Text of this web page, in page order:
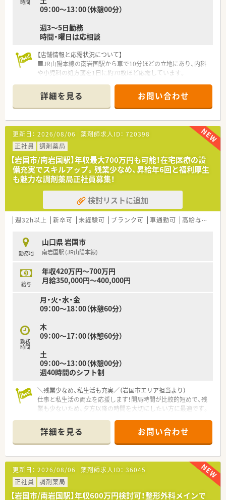
時間
09：00～13：00（休憩00分）
週3～5日勤務
時間・曜日は応相談
【店舗情報と応需状況について】
■JR山陽本線の南岩国駅から車で10分ほどの立地にあり、内科
や小児科の処方箋を1日に約70枚ほど応需しています。
まいの多様な患者様との対話を大切にする店舗です。
■薬剤師は正社員2名とパート1名の計3名体制で運営しており、
在宅業務への積極的な取り組みも大きな特徴です。
【募集背景と求める人物像について】
■今秋に由宇駅付近への新店舗開局を予定しており、組織体制の
さらなる強化を図るために新しい仲間を急募しています。
■患者様一人ひとりに寄り添った丁寧な服薬指導ができる、誠実
な人柄と意欲をお持ちの薬剤師の方を歓迎いたします。
■経験の有無やブランクは問いませんので、地域医療に貢献した
いという強い想いを持つ方を積極的に採用いたします。
【法人特徴について】
■山口県と広島県に計4店舗を展開しており、愛と安心を届ける
という理念のもとで地域密着型の運営を続けています。
を整えることで地域の健康を多角的に支えています。
■医療DXへの取り組みが非常に早く、マイナンバーカードの活
用や電子処方箋の導入をいち早く進めている法人です。
【求人情報について】
■パート採用でも時給2,500円からの高待遇となっており、これ
■18時までの終業となっているため、夜間の勤務を避けたい方
やプライベートな時間を大切にしたい方に最適です。
安心して業務に慣れていける環境が整っています。
詳細を見る お問い合わせ
更新日： 2026/08/06 薬剤師求人ID： 720398
正社員
調剤薬局
【岩国市/南岩国駅】年収最大700万円も可能！在宅医療の設
備充実でスキルアップ。残業少なめ、昇給年6回と福利厚生
も魅力な調剤薬局正社員募集！
検討リストに追加
週32h以上 新卒可 未経験可 ブランク可 車通勤可 高給与(600万円以上)
勤務地
山口県 岩国市
南岩国駅 (JR山陽本線)
給与
年収420万円～700万円
月給350,000円～400,000円
勤務
時間
月・火・水・金
09：00～18：00（休憩60分）
木
09：00～17：00（休憩60分）
土
09：00～13：00（休憩00分）
週40時間のシフト制
＼残業少なめ、私生活も充実／（岩国市エリア担当より）
仕事と私生活の両立を応援します！開局時間が比較的短めで、残
業も少ないため、夕方以降の時間を大切にしたい方に最適です。
【店舗情報と応需状況について】
■南岩国駅から車で10分の立地にあり、内科や小児科をメイン
に1日平均70枚ほどの処方箋を受け付けています。
■地域のクリニックとの連携が非常に強く、幅広い年齢層の患者
様に対して丁寧な服薬指導を実践できる環境です。
■在宅医療にも注力しており、クリーンベンチなどの設備を完備
して24時間体制で地域医療を支えています。
詳細を見る お問い合わせ
更新日： 2026/08/06 薬剤師求人ID： 36045
正社員
調剤薬局
【岩国市/南岩国駅】年収600万円検討可！整形外科メインで